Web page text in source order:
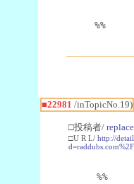
%%
■22981 /inTopicNo.19)
□投稿者/
□U R L/ http://
%%